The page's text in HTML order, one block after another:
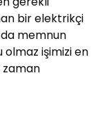
bir elektrikçi
memnun
işimizi en
zaman